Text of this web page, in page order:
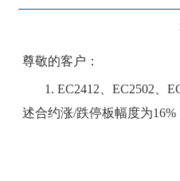
尊敬的客户：
1. EC2412、EC2502、
述合约涨/跌停板幅度为16%